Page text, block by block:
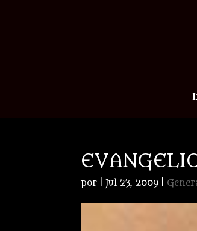
por |Jul 23, 2009